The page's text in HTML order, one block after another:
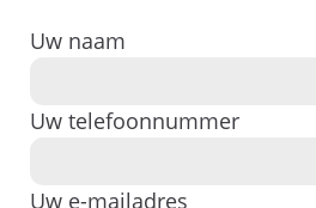
Uw naam
Uw telefoonnummer
Uw e-mailadres